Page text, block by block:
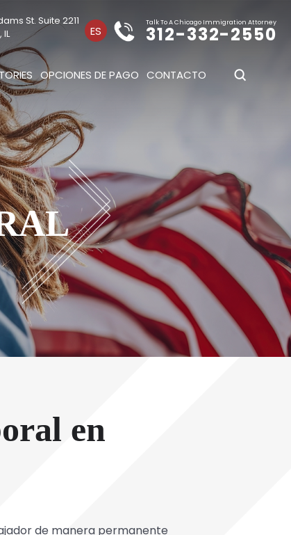
St. Suite 2211
ES
Talk To A Chicago Immigration Attorney
312-332-2550
OPCIONES DE PAGO CONTACTO
en
de manera permanente